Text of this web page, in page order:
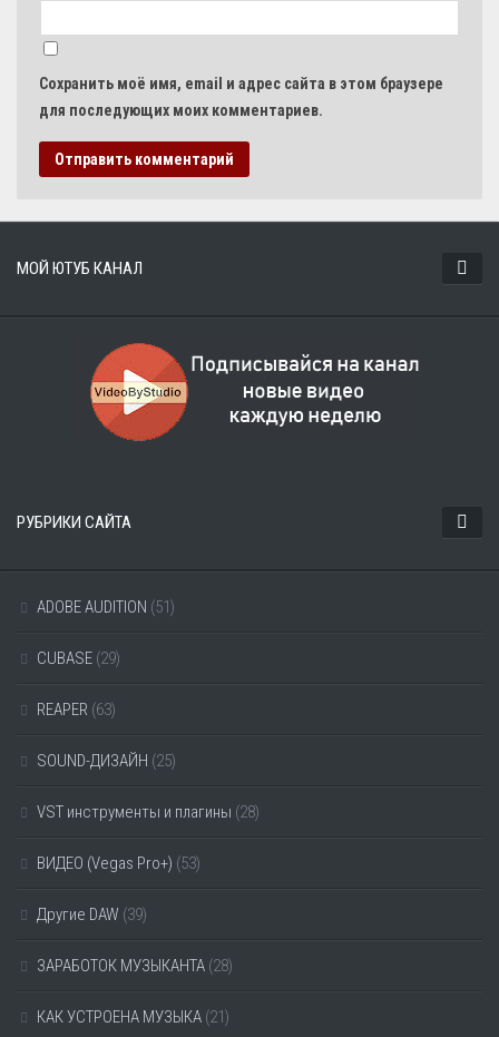
Сохранить моё имя, email и адрес сайта в этом браузере
для последующих моих комментариев.
МОЙ ЮТУБ КАНАЛ
РУБРИКИ САЙТА
ADOBE AUDITION (51)
CUBASE (29)
REAPER (63)
SOUND-ДИЗАЙН (25)
VST инструменты и плагины (28)
ВИДЕО (Vegas Pro+) (53)
Другие DAW (39)
ЗАРАБОТОК МУЗЫКАНТА (28)
КАК УСТРОЕНА МУЗЫКА (21)